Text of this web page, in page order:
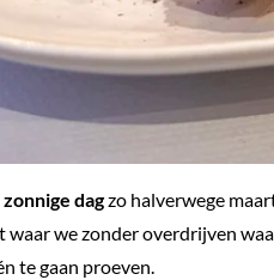
zonnige dagzo halverwege
waar we zonder overdrijven
te gaan proeven.